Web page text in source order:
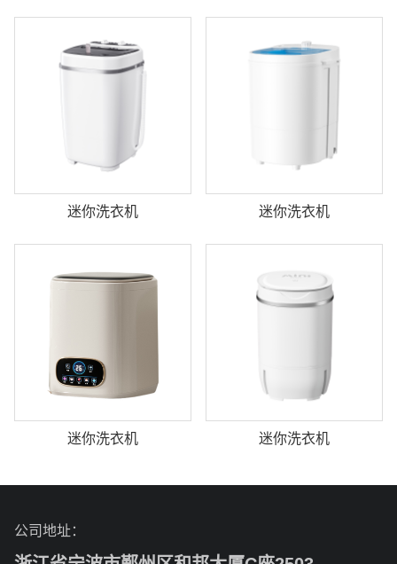
迷你洗衣机 迷你洗衣机
迷你洗衣机 迷你洗衣机
公司地址：